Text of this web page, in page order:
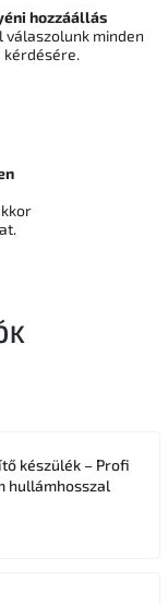
készülék – Profi
hullámhosszal
hozzáállás
válaszolunk minden
kérdésére.